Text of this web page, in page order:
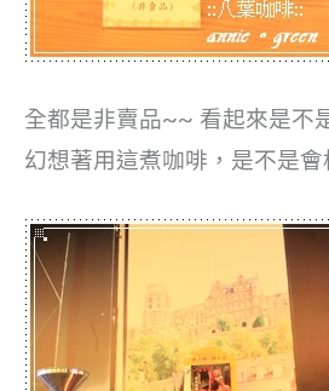
全都是非賣品~~ 看起來是不
幻想著用這煮咖啡，是不是會